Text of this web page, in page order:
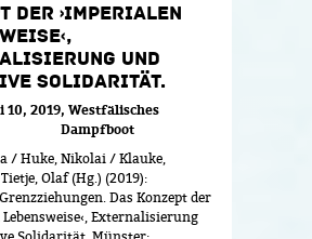
DER ›IMPERIALEN
UND
SOLIDARITÄT.
10, 2019 Westfälisches
Dampfboot
/ Huke, Nikolai / Klauke,
Olaf (Hg.) (2019):
Das Konzept der
Externalisierung